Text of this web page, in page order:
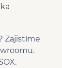
Zajistíme